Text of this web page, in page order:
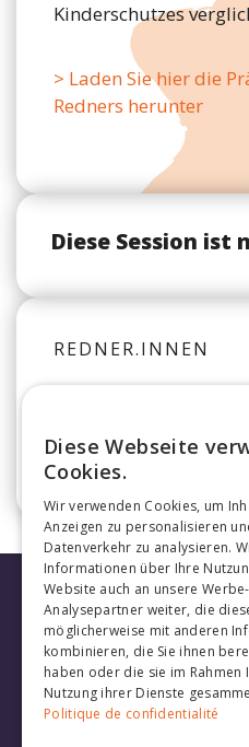
Kinderschutzes
> Laden Sie hier die
Redners herunter
Diese Session ist
REDNER.INNEN
Diese Webseite
Cookies.
Wir verwenden Cookies, um
Anzeigen zu personalisieren
Datenverkehr zu analysieren.
Informationen über Ihre
Website auch an unsere
Analysepartner weiter, die
möglicherweise mit anderen
kombinieren, die Sie ihnen
haben oder die sie im Rahmen
Nutzung ihrer Dienste
Politique de confidentialité